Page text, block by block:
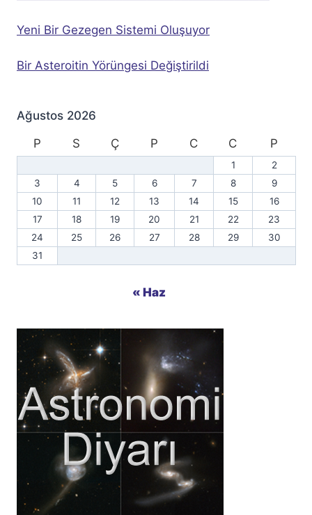
Yeni Bir Gezegen Sistemi Oluşuyor
Bir Asteroitin Yörüngesi Değiştirildi
Ağustos 2026
P
S Ç P C C P
1
2
3
4 5 6 7 8
9
10
11 12 13 14 15
16
17
18 19 20 21 22
23
24
25 26 27 28 29
30
31
« Haz